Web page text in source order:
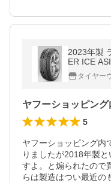
2023年製
ER ICE
00H アイ
リ タイヤー
5
ヤフーショッピング内
りましたが2018年製
すよ。と煽られたので
らは製造はつい最近の